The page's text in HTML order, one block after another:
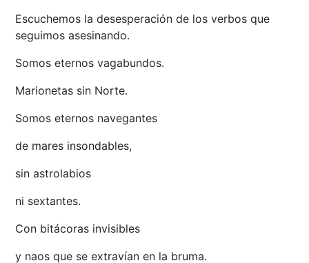
Escuchemos la desesperación de los verbos que
seguimos asesinando.
Somos eternos vagabundos.
Marionetas sin Norte.
Somos eternos navegantes
de mares insondables,
sin astrolabios
ni sextantes.
Con bitácoras invisibles
y naos que se extravían en la bruma.